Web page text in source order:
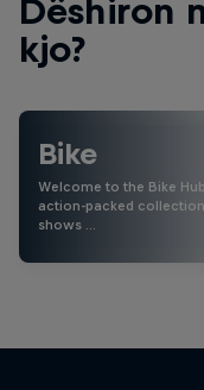
Dëshiron
kjo?
Bike
Welcome to the Bike
action-packed
shows …